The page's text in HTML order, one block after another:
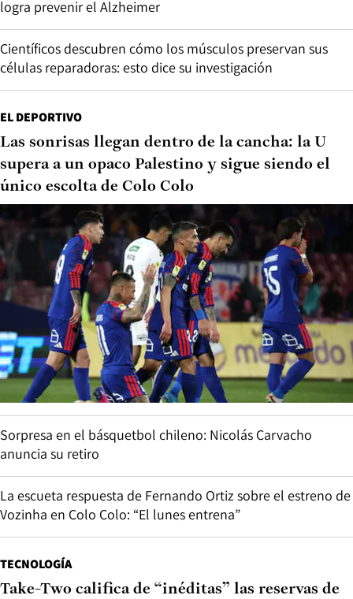
logra prevenir el Alzheimer
Científicos descubren cómo los músculos preservan sus
células reparadoras: esto dice su investigación
EL DEPORTIVO
Las sonrisas llegan dentro de la cancha: la U
supera a un opaco Palestino y sigue siendo el
único escolta de Colo Colo
Sorpresa en el básquetbol chileno: Nicolás Carvacho
anuncia su retiro
La escueta respuesta de Fernando Ortiz sobre el estreno de
Vozinha en Colo Colo: “El lunes entrena”
TECNOLOGÍA
Take-Two califica de “inéditas” las reservas de